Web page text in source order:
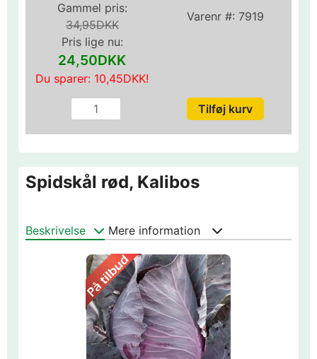
Varenr #: 7919
Gammel pris:
34,95DKK
Pris lige nu:
24,50DKK
Du sparer: 10,45DKK!
Spidskål rød, Kalibos
Beskrivelse Mere information